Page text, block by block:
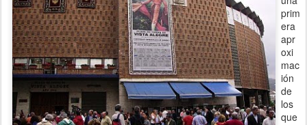
prim
era
apr
oxi
mac
ión
de
los
que